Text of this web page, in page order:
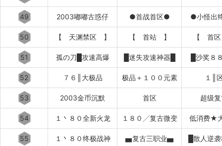
49 2003嘟嘟古惑仔 ●首战首区● ●小怪出
50 【 天渊禁区 】 【 首站 】 【 首
51 孤の刀█攻速高爆 █迷失攻速神器█ █沙奖８
52 ７６║大极品 极品＋１００元素 １║
53 2003金币沉默 首区 超级
54 １丶８０全新火龙 １８０╱复古微变 低消费★
55 １丶８０终极战神 ▅复古三职业▅ █散人逆